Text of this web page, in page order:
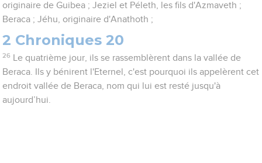
originaire de Guibea ; Jeziel et Péleth, les fils d'Azmaveth ;
Beraca ; Jéhu, originaire d'Anathoth ;
2 Chroniques 20
26
Le quatrième jour, ils se rassemblèrent dans la vallée de
Beraca. Ils y bénirent l'Eternel, c'est pourquoi ils appelèrent cet
endroit vallée de Beraca, nom qui lui est resté jusqu'à
aujourd’hui.